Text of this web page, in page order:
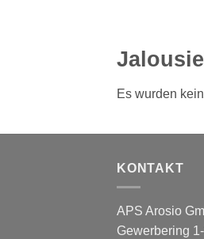
Es wurden
KONTAKT
APS Arosio
Gewerbering